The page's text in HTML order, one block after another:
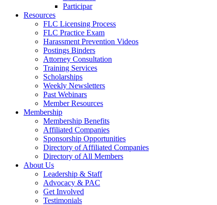
Participar
Resources
FLC Licensing Process
FLC Practice Exam
Harassment Prevention Videos
Postings Binders
Attorney Consultation
Training Services
Scholarships
Weekly Newsletters
Past Webinars
Member Resources
Membership
Membership Benefits
Affiliated Companies
Sponsorship Opportunities
Directory of Affiliated Companies
Directory of All Members
About Us
Leadership & Staff
Advocacy & PAC
Get Involved
Testimonials